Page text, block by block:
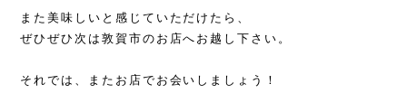
また美味しいと感じていただけたら、
ぜひぜひ次は敦賀市のお店へお越し下さい。
それでは、またお店でお会いしましょう！